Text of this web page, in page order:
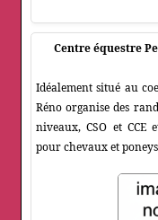
Centre équestre
Idéalement situé au
Réno organise des
niveaux, CSO et
pour chevaux et